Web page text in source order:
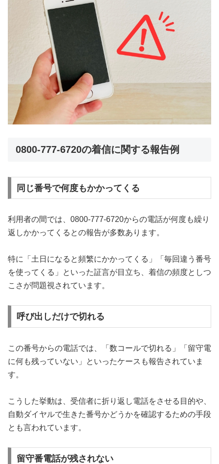
0800‑777‑6720の着信に関する報告例
同じ番号で何度もかかってくる
利用者の間では、0800‑777‑6720からの電話が何度も繰り
返しかかってくるとの報告が多数あります。
特に「土日になると頻繁にかかってくる」「毎回違う番号
を使ってくる」といった証言が目立ち、着信の頻度としつ
こさが問題視されています。
呼び出しだけで切れる
この番号からの電話では、「数コールで切れる」「留守電
に何も残っていない」といったケースも報告されていま
す。
こうした挙動は、受信者に折り返し電話をさせる目的や、
自動ダイヤルで生きた番号かどうかを確認するための手段
とも言われています。
留守番電話が残されない